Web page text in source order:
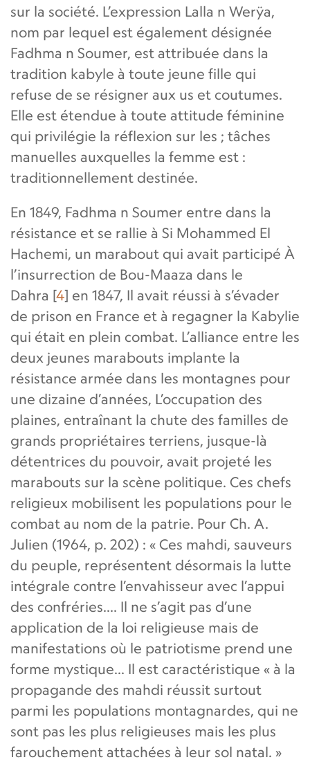
sur la société. L’expression Lalla n Werÿa,
nom par lequel est également désignée
Fadhma n Soumer, est attribuée dans la
tradition kabyle à toute jeune fille qui
refuse de se résigner aux us et coutumes.
Elle est étendue à toute attitude féminine
qui privilégie la réflexion sur les ; tâches
manuelles auxquelles la femme est :
traditionnellement destinée.
En 1849, Fadhma n Soumer entre dans la
résistance et se rallie à Si Mohammed El
Hachemi, un marabout qui avait participé À
l’insurrection de Bou-Maaza dans le
Dahra [4] en 1847, Il avait réussi à s’évader
de prison en France et à regagner la Kabylie
qui était en plein combat. L’alliance entre les
deux jeunes marabouts implante la
résistance armée dans les montagnes pour
une dizaine d’années, L’occupation des
plaines, entraînant la chute des familles de
grands propriétaires terriens, jusque-là
détentrices du pouvoir, avait projeté les
marabouts sur la scène politique. Ces chefs
religieux mobilisent les populations pour le
combat au nom de la patrie. Pour Ch. A.
Julien (1964, p. 202) : « Ces mahdi, sauveurs
du peuple, représentent désormais la lutte
intégrale contre l’envahisseur avec l’appui
des confréries.… Il ne s’agit pas d’une
application de la loi religieuse mais de
manifestations où le patriotisme prend une
forme mystique... Il est caractéristique « à la
propagande des mahdi réussit surtout
parmi les populations montagnardes, qui ne
sont pas les plus religieuses mais les plus
farouchement attachées à leur sol natal. »